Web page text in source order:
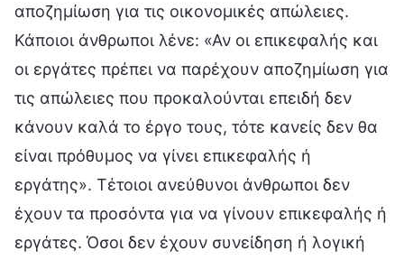
αποζημίωση για τις οικονομικές απώλειες.
Κάποιοι άνθρωποι λένε: «Αν οι επικεφαλής και
οι εργάτες πρέπει να παρέχουν αποζημίωση για
τις απώλειες που προκαλούνται επειδή δεν
κάνουν καλά το έργο τους, τότε κανείς δεν θα
είναι πρόθυμος να γίνει επικεφαλής ή
εργάτης». Τέτοιοι ανεύθυνοι άνθρωποι δεν
έχουν τα προσόντα για να γίνουν επικεφαλής ή
εργάτες. Όσοι δεν έχουν συνείδηση ή λογική